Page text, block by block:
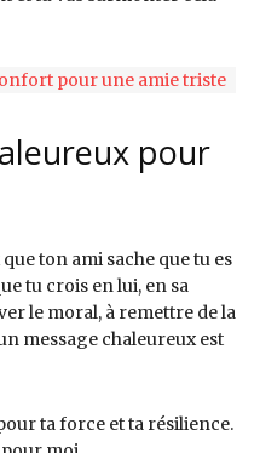
pour une amie triste
pour
ton ami sache que tu es
tu crois en lui, en sa
le moral, à remettre de la
message chaleureux est
ta force et ta résilience.